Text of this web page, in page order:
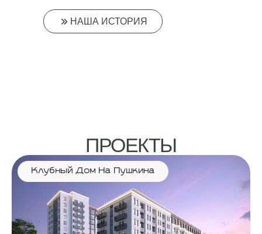
НАША ИСТОРИЯ
ПРОЕКТЫ
Клубный Дом На Пушкина